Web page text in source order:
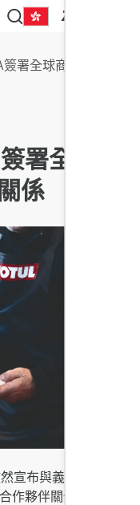
ZH
署全球商業
署全球商
係
宣布與義大利指標
作夥伴關係。Motul